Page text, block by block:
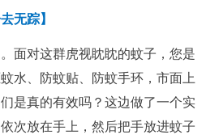
高
无踪】
面对这群虎视眈眈的蚊子，您是
水、防蚊贴、防蚊手环，市面上
是真的有效吗？这边做了一个实
次放在手上，然后把手放进蚊子